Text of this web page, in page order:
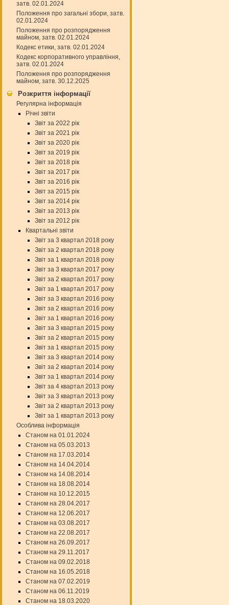
затв. 02.01.2024
Положення про загальні збори, затв.
02.01.2024
Положення про розпорядження
майном, затв. 02.01.2024
Кодекс етики, затв. 02.01.2024
Кодекс корпоративного управління,
затв. 02.01.2024
Положення про розпорядження
майном, затв. 30.12.2025
Розкриття інформації
Регулярна інформація
Річні звіти
Звіт за 2022 рік
Звіт за 2021 рік
Звіт за 2020 рік
Звіт за 2019 рік
Звіт за 2018 рік
Звіт за 2017 рік
Звіт за 2016 рік
Звіт за 2015 рік
Звіт за 2014 рік
Звіт за 2013 рік
Звіт за 2012 рік
Квартальні звіти
Звіт за 3 квартал 2018 року
Звіт за 2 квартал 2018 року
Звіт за 1 квартал 2018 року
Звіт за 3 квартал 2017 року
Звіт за 2 квартал 2017 року
Звіт за 1 квартал 2017 року
Звіт за 3 квартал 2016 року
Звіт за 2 квартал 2016 року
Звіт за 1 квартал 2016 року
Звіт за 3 квартал 2015 року
Звіт за 2 квартал 2015 року
Звіт за 1 квартал 2015 року
Звіт за 3 квартал 2014 року
Звіт за 2 квартал 2014 року
Звіт за 1 квартал 2014 року
Звіт за 4 квартал 2013 року
Звіт за 3 квартал 2013 року
Звіт за 2 квартал 2013 року
Звіт за 1 квартал 2013 року
Особлива інформація
Станом на 01.01.2024
Станом на 05.03.2013
Станом на 17.03.2014
Станом на 14.04.2014
Станом на 14.08.2014
Станом на 18.08.2014
Станом на 10.12.2015
Станом на 28.04.2017
Станом на 12.06.2017
Станом на 03.08.2017
Станом на 22.08.2017
Станом на 26.09.2017
Станом на 29.11.2017
Станом на 09.02.2018
Станом на 16.05.2018
Станом на 07.02.2019
Станом на 06.11.2019
Станом на 18.03.2020